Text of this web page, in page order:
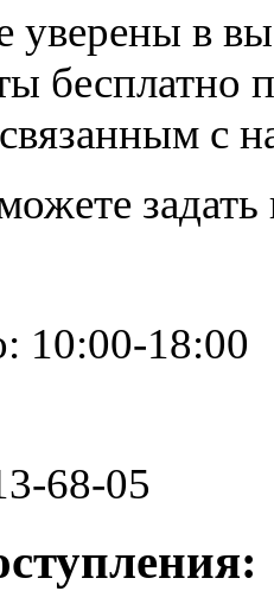
в
с
10:00-18:00
68-05